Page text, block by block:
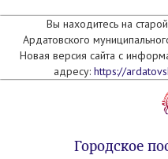
Вы находитесь на
Ардатовского
Новая версия сайта с
адресу: https://
Городское